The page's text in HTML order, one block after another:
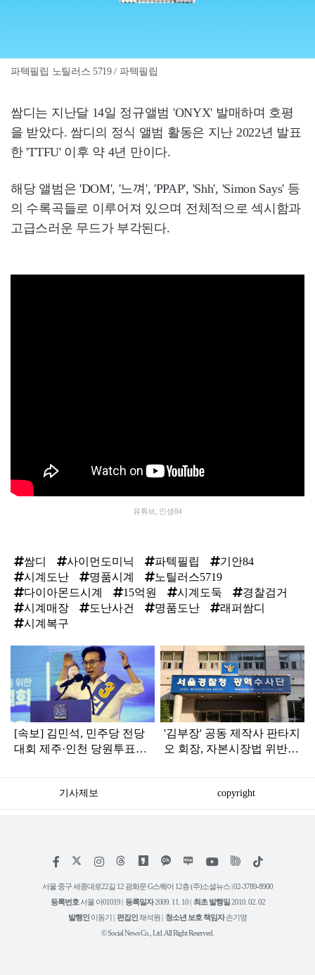
파텍필립 노틸러스 5719 / 파텍필립
쌈디는 지난달 14일 정규앨범 'ONYX' 발매하며 호평
을 받았다. 쌈디의 정식 앨범 활동은 지난 2022년 발표
한 'TTFU' 이후 약 4년 만이다.
해당 앨범은 'DOM', '느껴', 'PPAP', 'Shh', 'Simon Says' 등
의 수록곡들로 이루어져 있으며 전체적으로 섹시함과
고급스러운 무드가 부각된다.
유튜브, 인생84
쌈디 사이먼도미닉 파텍필립
기안84
시계도난
명품시계
노틸러스5719
다이아몬드시계
15억원 시계도둑
경찰검거
시계매장
도난사건 명품도난
래퍼쌈디
시계복구
인
[속보] 김민석, 민주당 전당
대회 제주·인천 당원투표서
'김부장' 공동 제작사 판타지
오 회장, 자본시장법 위반
기사제보 copyright
페
스
북
인
타
그
램
위
트
리
유
튜
틱
서울 중구 세종대로22길 12 광화문 G스퀘어 12층 (주)소셜뉴스 | 02-3789-8900
등록번호 서울 아01019 | 등록일자2009. 11. 10 | 최초 발행일2010. 02. 02
발행인 이동기 | 편집인채석원 | 청소년 보호 책임자손기영
© Social News Co., Ltd. All Right Reserved.